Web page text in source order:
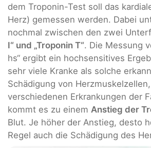
dem Troponin-Test soll das
Herz) gemessen werden. Dabei
nochmal zwischen den zwei
I“ und „Troponin T“. Die Messung
hs“ ergibt ein hochsensitives
sehr viele Kranke als solche
Schädigung von
verschiedenen Erkrankungen der
kommt es zu einem Anstieg der
Blut. Je höher der Anstieg, desto
Regel auch die Schädigung des